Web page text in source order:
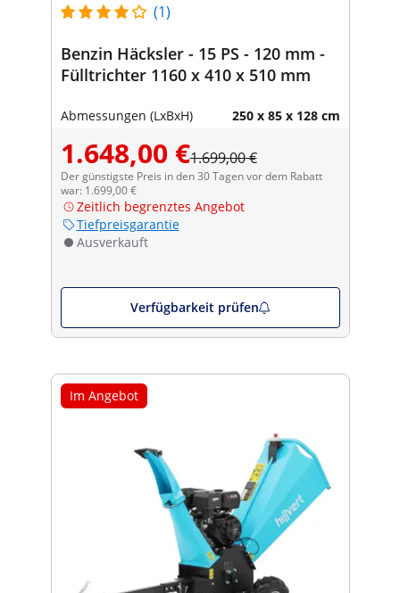
(1)
Benzin Häcksler - 15 PS - 120 mm -
Fülltrichter 1160 x 410 x 510 mm
Abmessungen (LxBxH) 250 x 85 x 128 cm
1.648,00 €1.699,00 €
Der günstigste Preis in den 30 Tagen vor dem Rabatt
war: 1.699,00 €
Zeitlich begrenztes Angebot
Tiefpreisgarantie
Ausverkauft
Verfügbarkeit prüfen
Im Angebot